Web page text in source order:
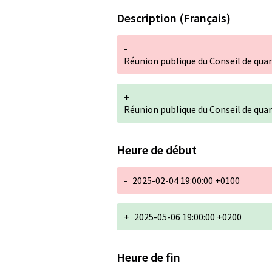
Description (Français)
-
Réunion publique du Conseil de
+
Réunion publique du Conseil de
Heure de début
- 2025-02-04 19:00:00 +0100
+ 2025-05-06 19:00:00 +0200
Heure de fin